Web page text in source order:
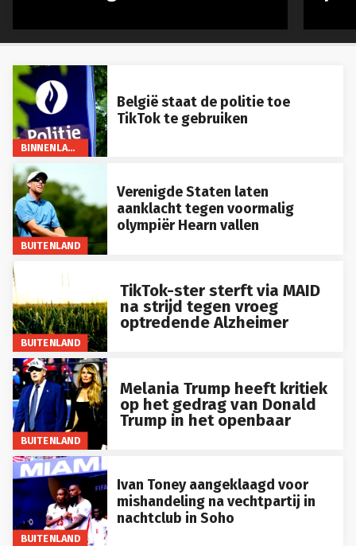
BINNENLAND
België staat de politie toe
TikTok te gebruiken
BUITENLAND
Verenigde Staten laten
aanklacht tegen voormalig
olympiër Hearn vallen
BUITENLAND
TikTok-ster sterft via MAID
na strijd tegen vroeg
optredende Alzheimer
BUITENLAND
Melania Trump heeft kritiek
op het gedrag van Donald
Trump in het openbaar
BUITENLAND
Ivan Toney aangeklaagd voor
mishandeling na vechtpartij in
nachtclub in Soho